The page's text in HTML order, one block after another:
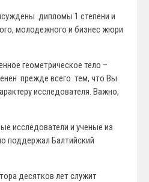
дипломы 1 степени и
молодежного и бизнес жюри
геометрическое тело –
прежде всего тем, что Вы
исследователя. Важно,
исследователи и ученые из
поддержал Балтийский
десятков лет служит